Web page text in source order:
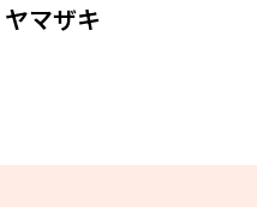
マザキ